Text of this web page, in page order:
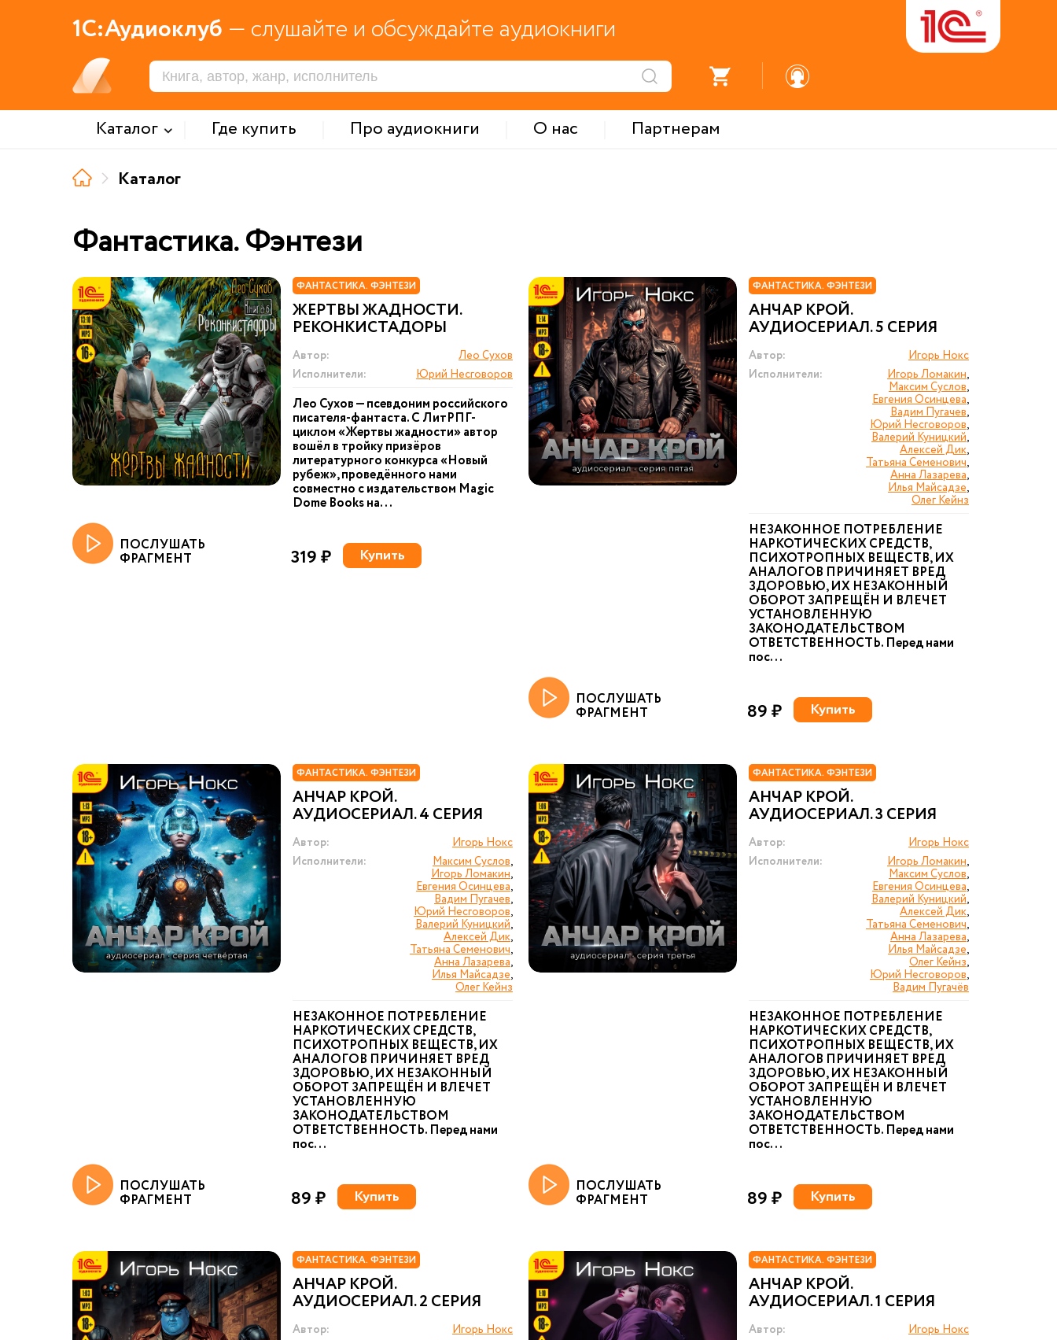
1С:Аудиоклуб — слушайте и обсуждайте аудиокниги
Каталог Где купить Про аудиокниги О нас
Партнерам
Каталог
Фантастика. Фэнтези
ФАНТАСТИКА. ФЭНТЕЗИ
ЖЕРТВЫ ЖАДНОСТИ.
РЕКОНКИСТАДОРЫ
Автор:
Лео Сухов
Исполнители:
Юрий Несговоров
Лео Сухов — псевдоним российского
писателя-фантаста. С ЛитРПГ-
циклом «Жертвы жадности» автор
вошёл в тройку призёров
литературного конкурса «Новый
рубеж», проведённого нами
совместно с издательством Magic
Dome Books на...
ПОСЛУШАТЬ
ФРАГМЕНТ 319 ₽ Купить
ФАНТАСТИКА. ФЭНТЕЗИ
АНЧАР КРОЙ.
АУДИОСЕРИАЛ. 5 СЕРИЯ
Автор:
Игорь Нокс
Исполнители:
Игорь Ломакин,
Максим Суслов,
Евгения Осинцева,
Вадим Пугачев,
Юрий Несговоров,
Валерий Куницкий,
Алексей Дик,
Татьяна Семенович,
Анна Лазарева,
Илья Майсадзе,
Олег Кейнз
НЕЗАКОННОЕ ПОТРЕБЛЕНИЕ
НАРКОТИЧЕСКИХ СРЕДСТВ,
ПСИХОТРОПНЫХ ВЕЩЕСТВ, ИХ
АНАЛОГОВ ПРИЧИНЯЕТ ВРЕД
ЗДОРОВЬЮ, ИХ НЕЗАКОННЫЙ
ОБОРОТ ЗАПРЕЩЁН И ВЛЕЧЕТ
УСТАНОВЛЕННУЮ
ЗАКОНОДАТЕЛЬСТВОМ
ОТВЕТСТВЕННОСТЬ. Перед нами
пос...
ПОСЛУШАТЬ
ФРАГМЕНТ 89 ₽ Купить
ФАНТАСТИКА. ФЭНТЕЗИ
АНЧАР КРОЙ.
АУДИОСЕРИАЛ. 4 СЕРИЯ
Автор:
Игорь Нокс
Исполнители:
Максим Суслов,
Игорь Ломакин,
Евгения Осинцева,
Вадим Пугачев,
Юрий Несговоров,
Валерий Куницкий,
Алексей Дик,
Татьяна Семенович,
Анна Лазарева,
Илья Майсадзе,
Олег Кейнз
НЕЗАКОННОЕ ПОТРЕБЛЕНИЕ
НАРКОТИЧЕСКИХ СРЕДСТВ,
ПСИХОТРОПНЫХ ВЕЩЕСТВ, ИХ
АНАЛОГОВ ПРИЧИНЯЕТ ВРЕД
ЗДОРОВЬЮ, ИХ НЕЗАКОННЫЙ
ОБОРОТ ЗАПРЕЩЁН И ВЛЕЧЕТ
УСТАНОВЛЕННУЮ
ЗАКОНОДАТЕЛЬСТВОМ
ОТВЕТСТВЕННОСТЬ. Перед нами
пос...
ПОСЛУШАТЬ
ФРАГМЕНТ 89 ₽ Купить
ФАНТАСТИКА. ФЭНТЕЗИ
АНЧАР КРОЙ.
АУДИОСЕРИАЛ. 3 СЕРИЯ
Автор:
Игорь Нокс
Исполнители:
Игорь Ломакин,
Максим Суслов,
Евгения Осинцева,
Валерий Куницкий,
Алексей Дик,
Татьяна Семенович,
Анна Лазарева,
Илья Майсадзе,
Олег Кейнз,
Юрий Несговоров,
Вадим Пугачёв
НЕЗАКОННОЕ ПОТРЕБЛЕНИЕ
НАРКОТИЧЕСКИХ СРЕДСТВ,
ПСИХОТРОПНЫХ ВЕЩЕСТВ, ИХ
АНАЛОГОВ ПРИЧИНЯЕТ ВРЕД
ЗДОРОВЬЮ, ИХ НЕЗАКОННЫЙ
ОБОРОТ ЗАПРЕЩЁН И ВЛЕЧЕТ
УСТАНОВЛЕННУЮ
ЗАКОНОДАТЕЛЬСТВОМ
ОТВЕТСТВЕННОСТЬ. Перед нами
пос...
ПОСЛУШАТЬ
ФРАГМЕНТ 89 ₽ Купить
ФАНТАСТИКА. ФЭНТЕЗИ
АНЧАР КРОЙ.
АУДИОСЕРИАЛ. 2 СЕРИЯ
Автор:
Игорь Нокс
ФАНТАСТИКА. ФЭНТЕЗИ
АНЧАР КРОЙ.
АУДИОСЕРИАЛ. 1 СЕРИЯ
Автор:
Игорь Нокс